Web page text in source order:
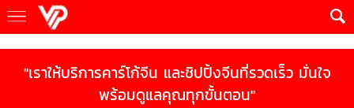
"เราให้บริการคาร์โก้จีน และชิปปิ้งจีนที่รวดเร็ว มั่นใจ
พร้อมดูแลคุณทุกขั้นตอน"